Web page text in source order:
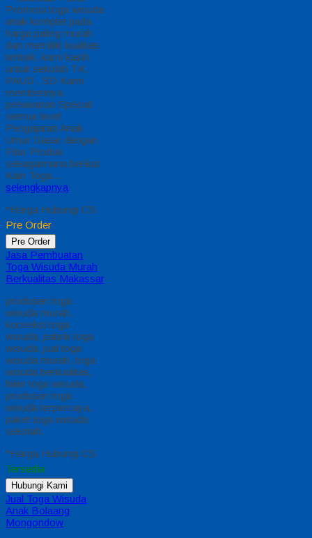
Promosi toga wisuda
anak komplet pada
harga paling murah
dan memiliki kualitas
terbaik, kami kasih
untuk sekolah TK,
PAUD , SD Kami
memberinya
penawaran Special
semua level
Pengajaran Anak
Umur Dasar dengan
Fitur Produk
sebagaimana berikut :
Kain Toga…
selengkapnya
*Harga Hubungi CS
Pre Order
Pre Order
Jasa Pembuatan
Toga Wisuda Murah
Berkualitas Makassar
produsen toga
wisuda murah,
konveksi toga
wisuda, pabrik toga
wisuda, jual toga
wisuda murah, toga
wisuda berkualitas,
bikin toga wisuda,
produsen toga
wisuda terpercaya,
paket toga wisuda
sekolah.
*Harga Hubungi CS
Tersedia
Hubungi Kami
Jual Toga Wisuda
Anak Bolaang
Mongondow